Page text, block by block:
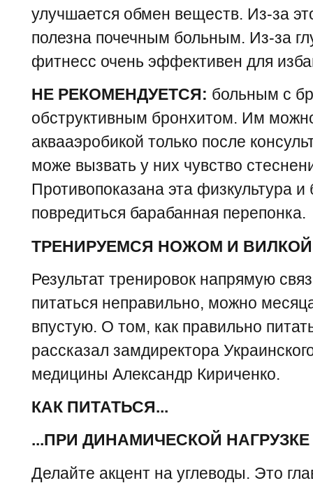
улучшается обмен веществ. Из-за
полезна почечным больным. Из-за
фитнесс очень эффективен для
НЕ РЕКОМЕНДУЕТСЯ: больным с
обструктивным бронхитом. Им
аквааэробикой только после
може вызвать у них чувство
Противопоказана эта физкультура
повредиться барабанная перепонка.
ТРЕНИРУЕМСЯ НОЖОМ И ВИЛКОЙ
Результат тренировок напрямую
питаться неправильно, можно
впустую. О том, как правильно
рассказал замдиректора
медицины Александр Кириченко.
КАК ПИТАТЬСЯ...
...ПРИ ДИНАМИЧЕСКОЙ НАГРУЗКЕ
Делайте акцент на углеводы. Это